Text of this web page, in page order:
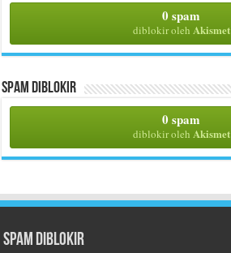
0 spam
diblokir oleh Akismet
Spam Diblokir
0 spam
diblokir oleh Akismet
Spam Diblokir